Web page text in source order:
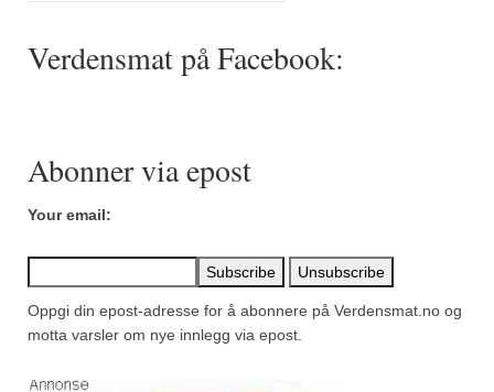
Mirepoix
Paprikapulver, pikant
Piment d’Espelette
Purreløk (tørket)
Verdensmat på Facebook:
Abonner via epost
Your email:
Oppgi din epost-adresse for å abonnere på Verdensmat.no og
motta varsler om nye innlegg via epost.